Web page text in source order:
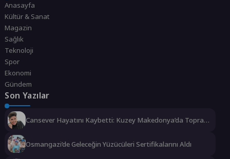
Anasayfa
Kültür & Sanat
Magazin
Sağlık
Teknoloji
Spor
Ekonomi
Gündem
Son Yazılar
Cansever Hayatını Kaybetti: Kuzey Makedonya’da Toprağa
Osmangazi’de Geleceğin Yüzücüleri Sertifikalarını Aldı